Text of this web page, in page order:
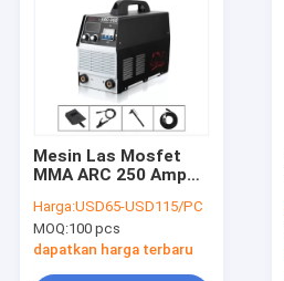
Mesin Las Mosfet
MMA ARC 250 Amp
Untuk Batang 4.0mm
Harga:USD65-USD115/PC
MOQ:100 pcs
dapatkan harga terbaru